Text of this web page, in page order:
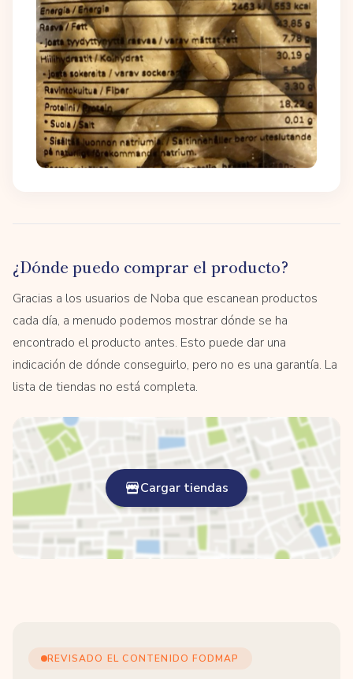
¿Dónde puedo comprar el producto?
Gracias a los usuarios de Noba que escanean productos
cada día, a menudo podemos mostrar dónde se ha
encontrado el producto antes. Esto puede dar una
indicación de dónde conseguirlo, pero no es una garantía. La
lista de tiendas no está completa.
Cargar tiendas
REVISADO EL CONTENIDO FODMAP